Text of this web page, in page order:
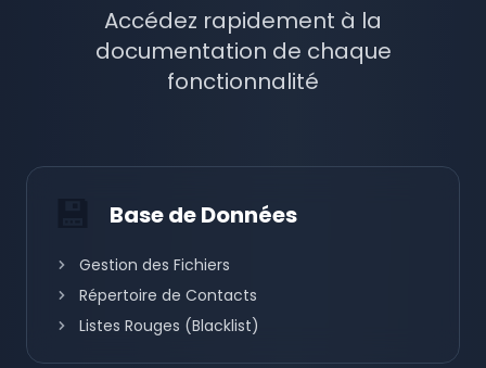
Accédez rapidement à la
documentation de chaque
fonctionnalité
Base de Données
Gestion des Fichiers
Répertoire de Contacts
Listes Rouges (Blacklist)